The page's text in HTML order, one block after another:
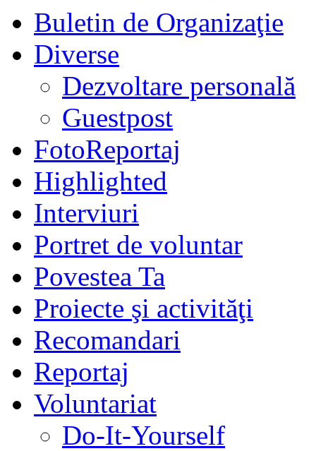
Buletin de Organizaţie
Diverse
Dezvoltare personală
Guestpost
FotoReportaj
Highlighted
Interviuri
Portret de voluntar
Povestea Ta
Proiecte şi activităţi
Recomandari
Reportaj
Voluntariat
Do-It-Yourself